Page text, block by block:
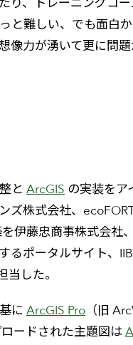
り、トレーニングコ
と難しい、でも面白
像力が湧いて更に問
と ArcGIS の実装をア
ズ株式会社、
伊藤忠商事株式会社
るポータルサイト、
した。
に ArcGIS Pro （旧
ードされた主題図は